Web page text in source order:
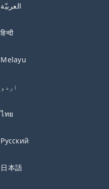
العربيّة
हिन्दी
Melayu
اردو
ไทย
Русский
日本語